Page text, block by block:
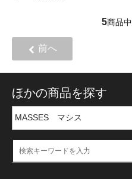
5商品中
前へ
ほかの商品を探す